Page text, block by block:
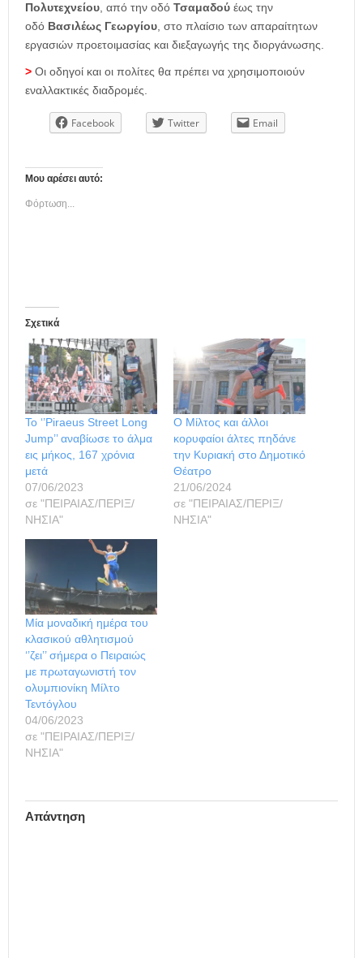
Πολυτεχνείου, από την οδό Τσαμαδού έως την
οδό Βασιλέως Γεωργίου, στο πλαίσιο των απαραίτητων
εργασιών προετοιμασίας και διεξαγωγής της διοργάνωσης.
> Οι οδηγοί και οι πολίτες θα πρέπει να χρησιμοποιούν
εναλλακτικές διαδρομές.
Facebook Twitter Email
Μου αρέσει αυτό:
Φόρτωση...
Σχετικά
Το ‘’Piraeus Street Long
Jump’’ αναβίωσε το άλμα
εις μήκος, 167 χρόνια
μετά
07/06/2023
σε "ΠΕΙΡΑΙΑΣ/ΠΕΡΙΞ/
ΝΗΣΙΑ"
Ο Μίλτος και άλλοι
κορυφαίοι άλτες πηδάνε
την Κυριακή στο Δημοτικό
Θέατρο
21/06/2024
σε "ΠΕΙΡΑΙΑΣ/ΠΕΡΙΞ/
ΝΗΣΙΑ"
Μία μοναδική ημέρα του
κλασικού αθλητισμού
‘’ζει’’ σήμερα ο Πειραιώς
με πρωταγωνιστή τον
ολυμπιονίκη Μίλτο
Τεντόγλου
04/06/2023
σε "ΠΕΙΡΑΙΑΣ/ΠΕΡΙΞ/
ΝΗΣΙΑ"
Απάντηση